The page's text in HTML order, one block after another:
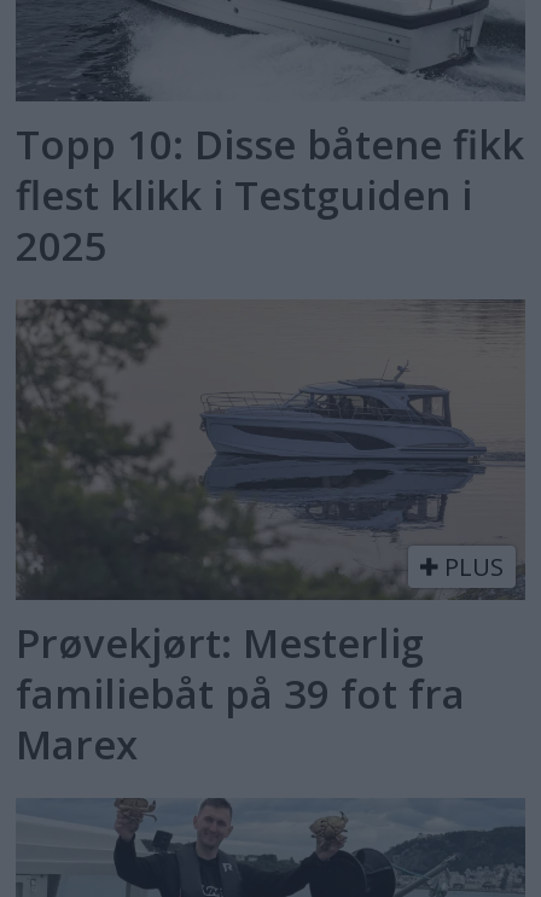
Topp 10: Disse båtene fikk
flest klikk i Testguiden i
2025
PLUS
Prøvekjørt: Mesterlig
familiebåt på 39 fot fra
Marex